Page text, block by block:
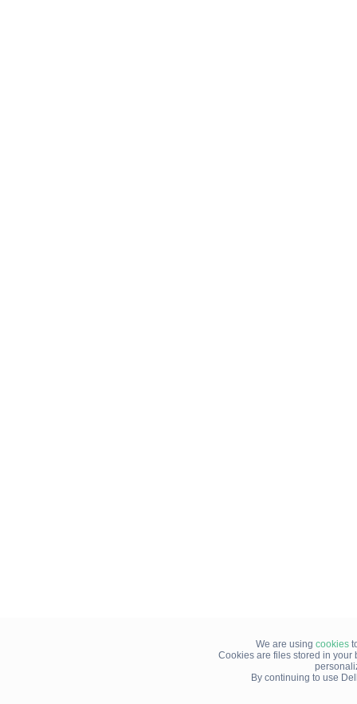
We are using cookies
Cookies are files stored in your
By continuing to use